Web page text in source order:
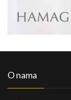
O nama